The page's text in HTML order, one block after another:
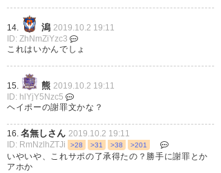
14. 潟 2019.10.2 19:11
ID: ZhNmZiYzc3
これはいかんでしょ
15. 熊 2019.10.2 19:11
ID: hlYjY5Nzc5
ヘイポーの謝罪文かな？
16. 名無しさん 2019.10.2 19:11
ID: RmNzlhZTJi
>28 >31 >38 >201
いやいや、これサポの了承得たの？勝手に謝罪とか
アホか